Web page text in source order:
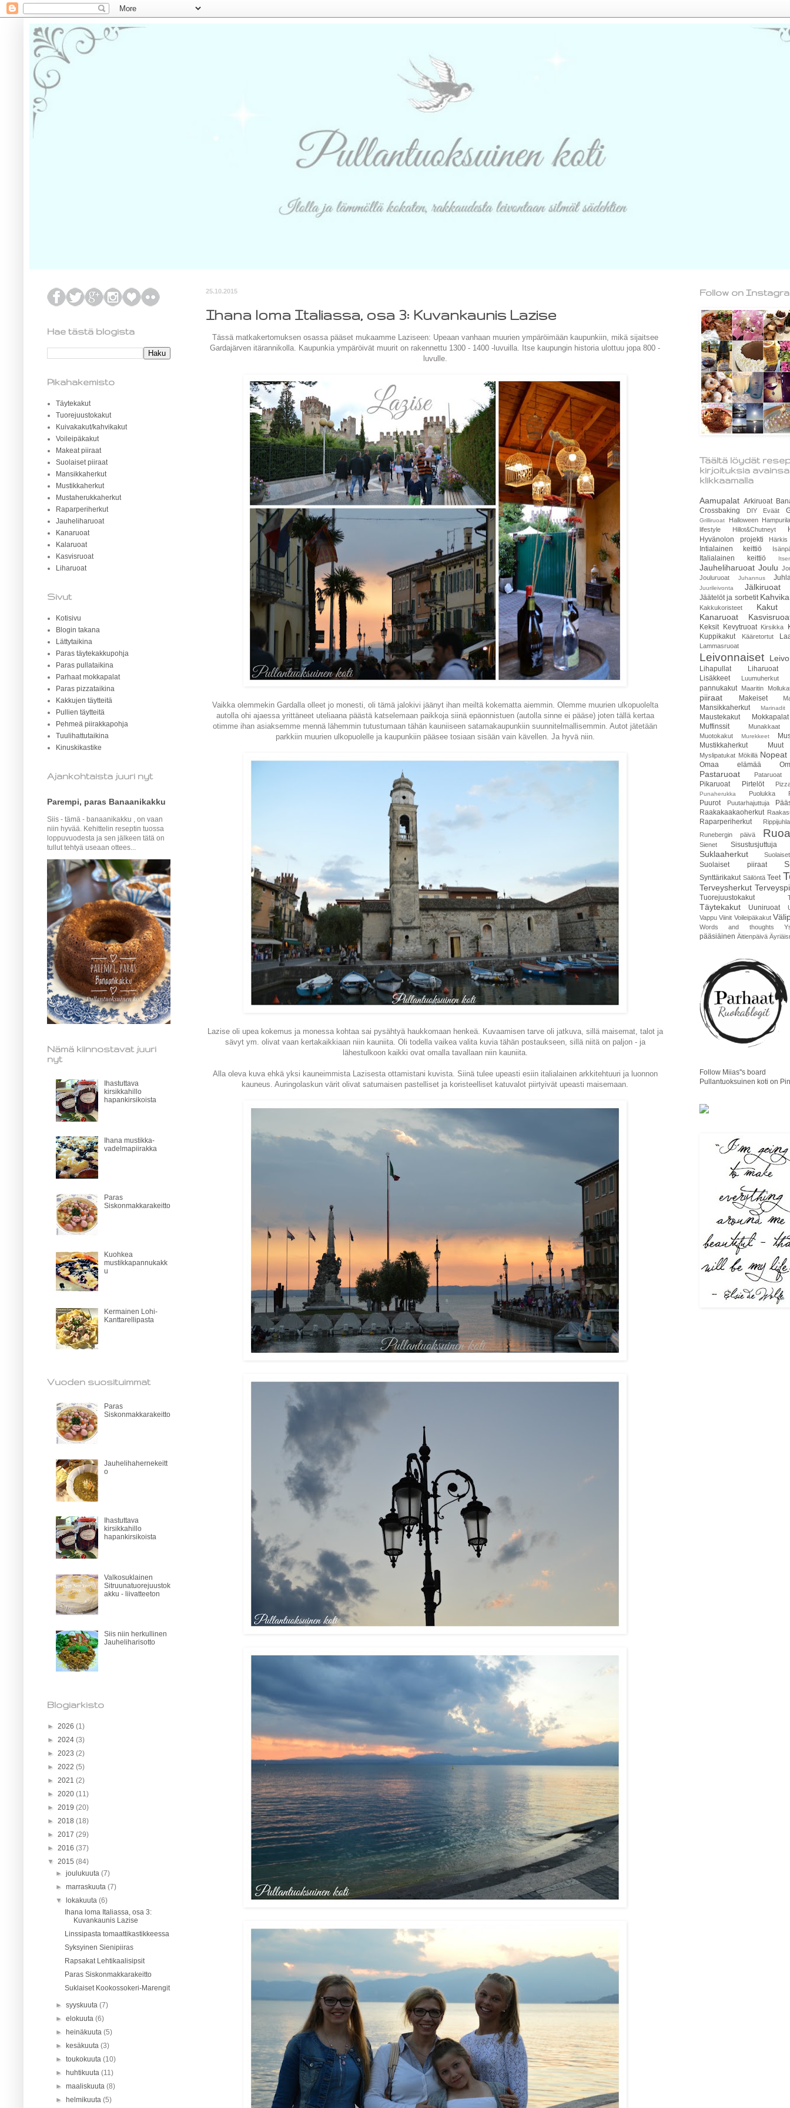
25.10.2015
Ihana loma Italiassa, osa 3: Kuvankaunis Lazise
Tässä matkakertomuksen osassa pääset mukaamme Laziseen: Upeaan vanhaan muurien ympäröimään kaupunkiin, mikä sijaitsee
Gardajärven itärannikolla. Kaupunkia ympäröivät muurit on rakennettu 1300 - 1400 -luvuilla. Itse kaupungin historia ulottuu jopa 800 -
luvulle.
Vaikka olemmekin Gardalla olleet jo monesti, oli tämä jalokivi jäänyt ihan meiltä kokematta aiemmin. Olemme muurien ulkopuolelta
autolla ohi ajaessa yrittäneet uteliaana päästä katselemaan paikkoja siinä epäonnistuen (autolla sinne ei pääse) joten tällä kertaa
otimme ihan asiaksemme mennä lähemmin tutustumaan tähän kauniiseen satamakaupunkiin suunnitelmallisemmin. Autot jätetään
parkkiin muurien ulkopuolelle ja kaupunkiin pääsee tosiaan sisään vain kävellen. Ja hyvä niin.
Lazise oli upea kokemus ja monessa kohtaa sai pysähtyä haukkomaan henkeä. Kuvaamisen tarve oli jatkuva, sillä maisemat, talot ja
sävyt ym. olivat vaan kertakaikkiaan niin kauniita. Oli todella vaikea valita kuvia tähän postaukseen, sillä niitä on paljon - ja
lähestulkoon kaikki ovat omalla tavallaan niin kauniita.
Alla oleva kuva ehkä yksi kauneimmista Lazisesta ottamistani kuvista. Siinä tulee upeasti esiin italialainen arkkitehtuuri ja luonnon
kauneus. Auringolaskun värit olivat satumaisen pastelliset ja koristeelliset katuvalot piirtyivät upeasti maisemaan.
Hae tästä blogista
Pikahakemisto
Täytekakut
Tuorejuustokakut
Kuivakakut/kahvikakut
Voileipäkakut
Makeat piiraat
Suolaiset piiraat
Mansikkaherkut
Mustikkaherkut
Mustaherukkaherkut
Raparperiherkut
Jauheliharuoat
Kanaruoat
Kalaruoat
Kasvisruoat
Liharuoat
Sivut
Kotisivu
Blogin takana
Lättytaikina
Paras täytekakkupohja
Paras pullataikina
Parhaat mokkapalat
Paras pizzataikina
Kakkujen täytteitä
Pullien täytteitä
Pehmeä piirakkapohja
Tuulihattutaikina
Kinuskikastike
Ajankohtaista juuri nyt
Parempi, paras Banaanikakku
Siis - tämä - banaanikakku , on vaan
niin hyvää. Kehittelin reseptin tuossa
loppuvuodesta ja sen jälkeen tätä on
tullut tehtyä useaan ottees...
Nämä kiinnostavat juuri
nyt
Ihastuttava
kirsikkahillo
hapankirsikoista
Ihana mustikka-
vadelmapiirakka
Paras
Siskonmakkarakeitto
Kuohkea
mustikkapannukakk
u
Kermainen Lohi-
Kanttarellipasta
Vuoden suosituimmat
Paras
Siskonmakkarakeitto
Jauhelihahernekeitt
o
Ihastuttava
kirsikkahillo
hapankirsikoista
Valkosuklainen
Sitruunatuorejuustok
akku - liivatteeton
Siis niin herkullinen
Jauheliharisotto
Blogiarkisto
► 2026 (1)
► 2024 (3)
► 2023 (2)
► 2022 (5)
► 2021 (2)
► 2020 (11)
► 2019 (20)
► 2018 (18)
► 2017 (29)
► 2016 (37)
▼ 2015 (84)
►joulukuuta(7)
►marraskuuta(7)
▼lokakuuta(6)
Ihana loma Italiassa, osa 3:
Kuvankaunis Lazise
Linssipasta tomaattikastikkeessa
Syksyinen Sienipiiras
Rapsakat Lehtikaalisipsit
Paras Siskonmakkarakeitto
Suklaiset Kookossokeri-Marengit
►syyskuuta(7)
►elokuuta(6)
►heinäkuuta(5)
►kesäkuuta(3)
►toukokuuta(10)
►huhtikuuta(11)
►maaliskuuta(8)
►helmikuuta(5)
Follow on
Täältä löydät
kirjoituksia
klikkaamalla
Aamupalat Arkiruoat
Crossbaking
DIY Eväät
Grilliruoat Halloween
lifestyle
Hillot&Chutneyt
Hyvänolon projekti
Härkis
Intialainen keittiö
Italialainen keittiö
Jauheliharuoat Joulu
Jouluruoat
Juhannus
Juurileivonta Jälkiruoat
Jäätelöt ja sorbetit
Kakkukoristeet
Kakut
Kanaruoat
Keksit Kevytruoat Kirsikka
Kuppikakut
Kääretortut
Lammasruoat
Leivonnaiset
Lihapullat
Liharuoat
Lisäkkeet
Luumuherkut
pannukakut Maaritin
piiraat Makeiset
Mansikkaherkut Marinadit
Maustekakut
Mokkapalat
Muffinssit
Munakkaat
Muotokakut
Murekkeet
Mustikkaherkut
Myslipatukat Mökillä
Omaa elämää
Pastaruoat Pataruoat
Pikaruoat Pirtelöt
Punaherukka Puolukka
Puurot Puutarhajuttuja
Raakakaakaoherkut
Raparperiherkut
Runebergin päivä
Sienet Sisustusjuttuja
Suklaaherkut
Suolaiset piiraat
Synttärikakut Säilöntä Teet
Terveysherkut
Tuorejuustokakut
Täytekakut Uuniruoat
Vappu Viinit Voileipäkakut
Words and thoughts
pääsiäinen Äitienpäivä
Follow Miias''s board
Pullantuoksuinen koti on